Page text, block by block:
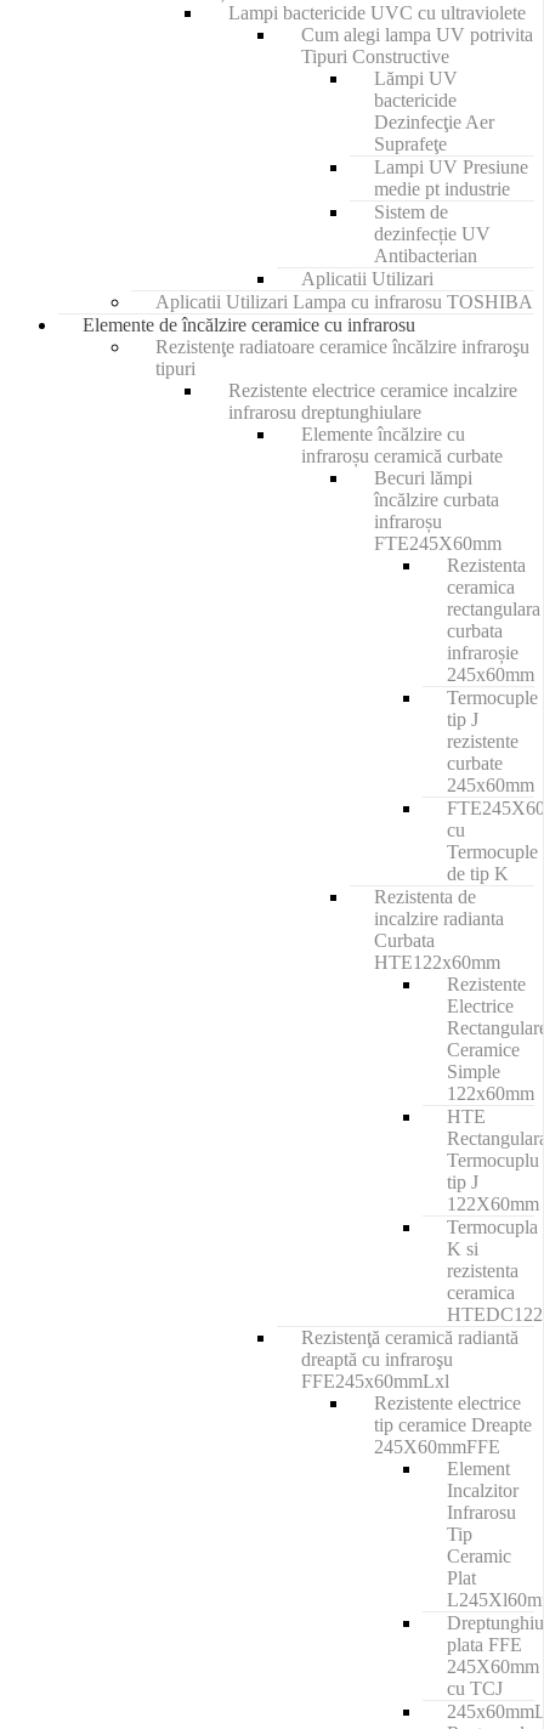
Lampi bactericide UVC cu ultraviolete
Cum alegi lampa UV potrivita
Tipuri Constructive
Lămpi UV
bactericide
Dezinfecţie Aer
Suprafeţe
Lampi UV Presiune
medie pt industrie
Sistem de
dezinfecție UV
Antibacterian
Aplicatii Utilizari
Aplicatii Utilizari Lampa cu infrarosu TOSHIBA
Elemente de încălzire ceramice cu infrarosu
Rezistenţe radiatoare ceramice încălzire infraroşu
tipuri
Rezistente electrice ceramice incalzire
infrarosu dreptunghiulare
Elemente încălzire cu
infraroșu ceramică curbate
Becuri lămpi
încălzire curbata
infraroșu
FTE245X60mm
Rezistenta
ceramica
rectangulara
curbata
infraroșie
245x60mm
Termocuple
tip J
rezistente
curbate
245x60mm
cu
Termocuple
de tip K
Rezistenta de
incalzire radianta
Curbata
HTE122x60mm
Rezistente
Electrice
Ceramice
Simple
122x60mm
HTE
Termocuplu
tip J
122X60mm
Termocupla
K si
rezistenta
ceramica
Rezistenţă ceramică radiantă
dreaptă cu infraroşu
FFE245x60mmLxl
Rezistente electrice
tip ceramice Dreapte
245X60mmFFE
Element
Incalzitor
Infrarosu
Tip
Ceramic
Plat
plata FFE
245X60mm
cu TCJ